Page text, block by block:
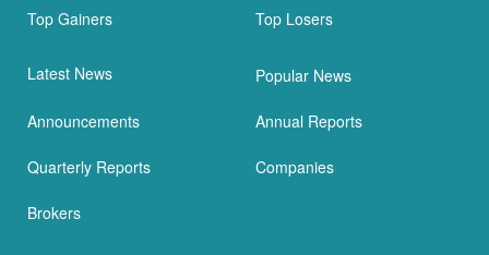
Top Gainers Top Losers
Latest News Popular News
Announcements Annual Reports
Quarterly Reports Companies
Brokers